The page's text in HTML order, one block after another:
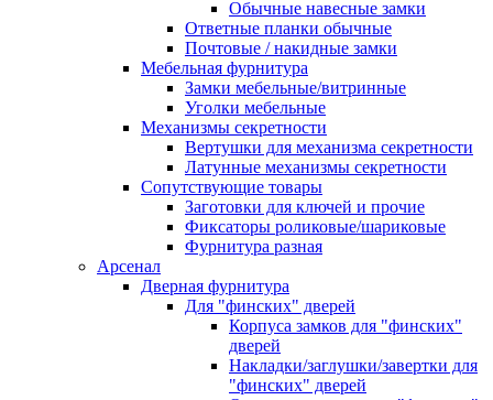
Обычные навесные замки
Ответные планки обычные
Почтовые / накидные замки
Мебельная фурнитура
Замки мебельные/витринные
Уголки мебельные
Механизмы секретности
Вертушки для механизма секретности
Латунные механизмы секретности
Сопутствующие товары
Заготовки для ключей и прочие
Фиксаторы роликовые/шариковые
Фурнитура разная
Арсенал
Дверная фурнитура
Для "финских" дверей
Корпуса замков для "финских"
дверей
Накладки/заглушки/завертки для
"финских" дверей